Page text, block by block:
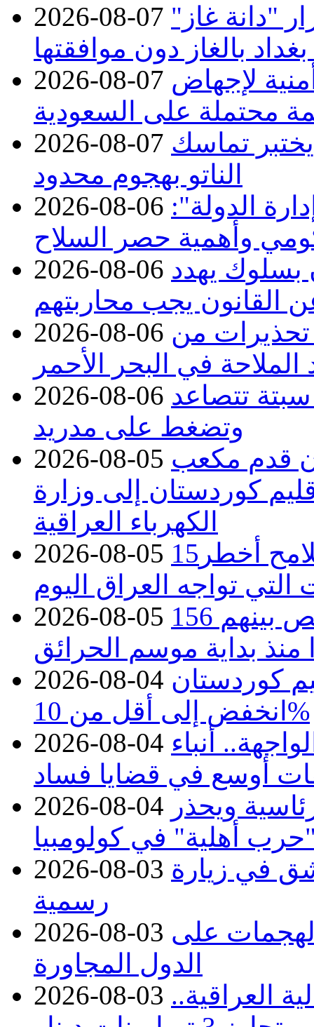
2026-08-07 "دانة غاز"
بالغاز دون موافقتها
2026-08-07 لإجهاض
محتملة على السعودية
2026-08-07 يختبر تماسك
الناتو بهجوم محدود
2026-08-06 الدولة":
وأهمية حصر السلاح
2026-08-06 بسلوك يهدد
القانون يجب محاربتهم
2026-08-06 من
الملاحة في البحر الأحمر
2026-08-06 تتصاعد
وتضغط على مدريد
2026-08-05 توريد 100 مليون قدم مكعب
كوردستان إلى وزارة
الكهرباء العراقية
2026-08-05 15كارثة بيئية ومناخية ترسم ملامح أخطر
التي تواجه العراق اليوم
2026-08-05 حرائق فرنسا.. توقيف 402 شخص بينهم 156
منذ بداية موسم الحرائق
2026-08-04 كوردستان
انخفض إلى أقل من 10%
2026-08-04 أنباء
أوسع في قضايا فساد
2026-08-04 ويحذر
أهلية" في كولومبيا
2026-08-03 في زيارة
رسمية
2026-08-03 على
الدول المجاورة
2026-08-03 العراقية..